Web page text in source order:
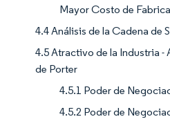
Mayor Costo de
4.4 Análisis de la Cadena de
4.5 Atractivo de la Industria -
de Porter
4.5.1 Poder de
4.5.2 Poder de